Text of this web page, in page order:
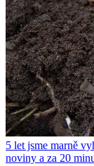
5 let jsme marně
noviny a za 20